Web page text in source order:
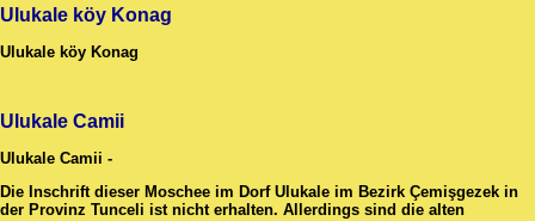
Ulukale köy Konag
Ulukale köy Konag
Ulukale Camii
Ulukale Camii -
Die Inschrift dieser Moschee im Dorf Ulukale im Bezirk Çemişgezek in
der Provinz Tunceli ist nicht erhalten. Allerdings sind die alten